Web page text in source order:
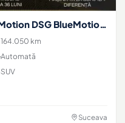
Volkswagen Tiguan 2.0TDI 4Motion DSG BlueMotion Tech
164.050 km
Automată
SUV
Suceava